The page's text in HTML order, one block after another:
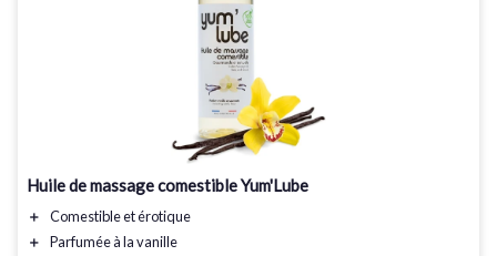
Huile de massage comestible Yum'Lube
＋ Comestibleetérotique
＋
Parfumée à la vanille